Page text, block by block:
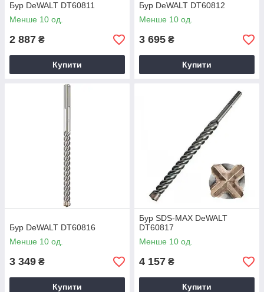
Бур DeWALT DT60811
Менше 10 од.
2 887 ₴
Купити
Бур DeWALT DT60812
Менше 10 од.
3 695 ₴
Купити
Бур DeWALT DT60816
Менше 10 од.
3 349 ₴
Купити
Бур SDS-MAX DeWALT
DT60817
Менше 10 од.
4 157 ₴
Купити